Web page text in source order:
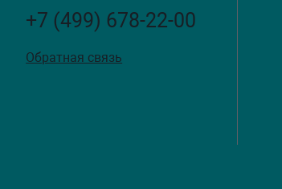
+7 (499) 678-22-00
Обратная связь